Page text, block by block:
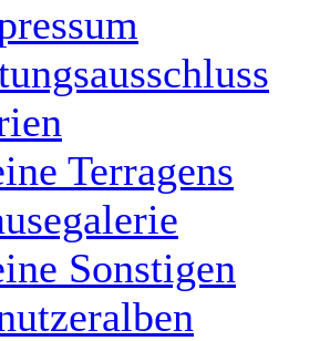
Terragens
Sonstigen